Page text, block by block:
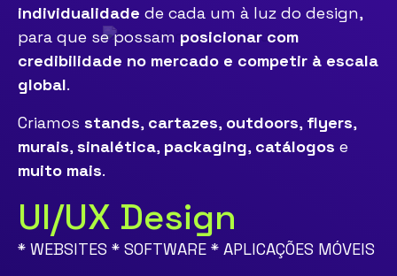
individualidade de cada um à luz do design,
para que se possam posicionar com
credibilidade no mercado e competir à escala
global.
Criamos stands, cartazes, outdoors, flyers,
murais,sinalética, packaging, catálogos e
muito mais.
UI/UX Design
* WEBSITES * SOFTWARE * APLICAÇÕES MÓVEIS